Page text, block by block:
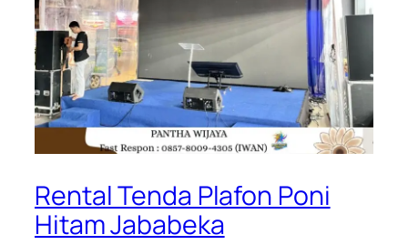
Rental Tenda Plafon Poni
Hitam Jababeka